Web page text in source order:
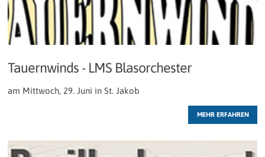
Tauernwinds - LMS Blasorchester
am Mittwoch, 29. Juni in St. Jakob
MEHR ERFAHREN